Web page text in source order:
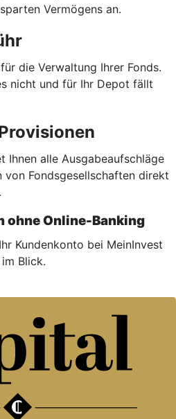
Vermögens an.
die Verwaltung Ihrer Fonds.
nicht und für Ihr Depot fällt
Ihnen alle Ausgabe­auf­schläge
Fondsgesellschaften direkt
ohne Online-Banking
Kundenkonto bei MeinInvest
Blick.